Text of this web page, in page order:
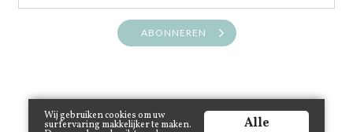
ABONNEREN
Wij gebruiken cookies om uw
surfervaring makkelijker te maken.
Alle